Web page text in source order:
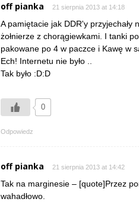
off pianka 21 sierpnia 2013 at 14:18
A pamiętacie jak DDR'y
żołnierze z chorągiewkami. I tanki
pakowane po 4 w paczce i Kawę w
Ech! Internetu nie było ..
Tak było :D:D
0
Odpowiedz
off pianka 21 sierpnia 2013 at 14:42
Tak na marginesie – [quote]Przez
wahadłowo.